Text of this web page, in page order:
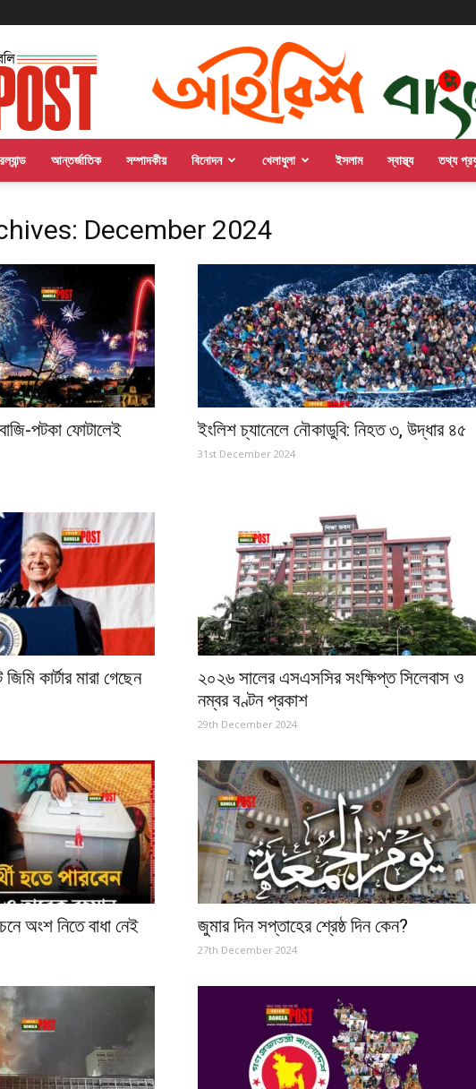
Bangla
Post
আন্তর্জাতিক সম্পাদকীয় বিনোদন খেলাধুলা ইসলাম স্বাস্থ্য তথ্য
December 2024
পটকা ফোটালেই
ইংলিশ চ্যানেলে নৌকাডুবি: নিহত ৩, উদ্ধার ৪৫
31st December 2024
কার্টার মারা গেছেন
২০২৬ সালের এসএসসির সংক্ষিপ্ত সিলেবাস ও
নম্বর বণ্টন প্রকাশ
29th December 2024
অংশ নিতে বাধা নেই জুমার দিন সপ্তাহের শ্রেষ্ঠ দিন কেন?
27th December 2024